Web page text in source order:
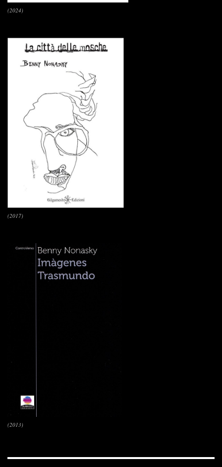
(2024)
(2017)
(2013)